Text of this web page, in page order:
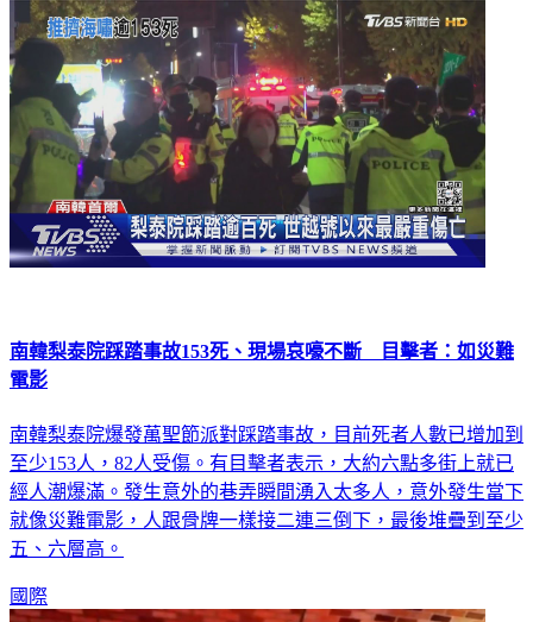
南韓梨泰院踩踏事故153死、現場哀嚎不斷 目擊者：如災難
電影
南韓梨泰院爆發萬聖節派對踩踏事故，目前死者人數已增加到
至少153人，82人受傷。有目擊者表示，大約六點多街上就已
經人潮爆滿。發生意外的巷弄瞬間湧入太多人，意外發生當下
就像災難電影，人跟骨牌一樣接二連三倒下，最後堆疊到至少
五、六層高。
國際